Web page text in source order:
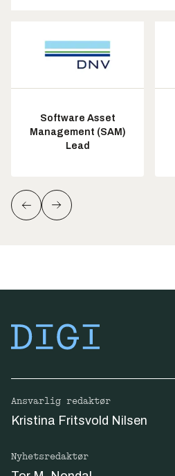
Software Asset
Management (SAM)
Lead
Ansvarlig redaktør
Kristina Fritsvold Nilsen
Nyhetsredaktør